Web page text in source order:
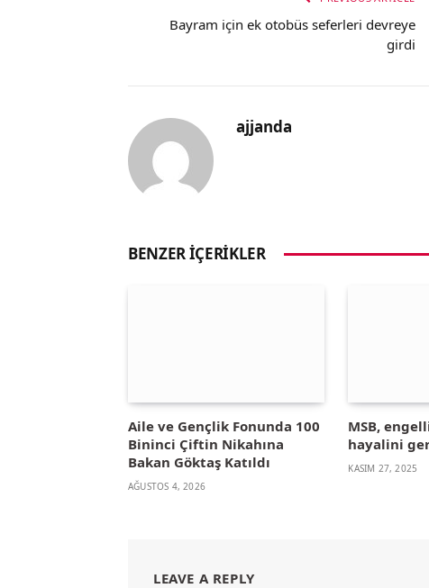
Bayram için ek otobüs seferleri devreye
girdi
ajjanda
BENZER İÇERIKLER
Aile ve Gençlik Fonunda 100
Bininci Çiftin Nikahına
Bakan Göktaş Katıldı
AĞUSTOS 4, 2026
MSB,
hayalini
KASIM 27, 2025
LEAVE A REPLY